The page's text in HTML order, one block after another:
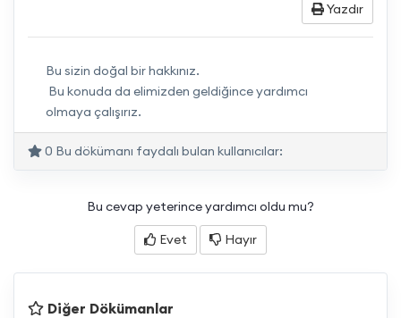
Yazdır
Bu sizin doğal bir hakkınız.
Bu konuda da elimizden geldiğince yardımcı
olmaya çalışırız.
0 Bu dökümanı faydalı bulan kullanıcılar:
Bu cevap yeterince yardımcı oldu mu?
Evet Hayır
Diğer Dökümanlar